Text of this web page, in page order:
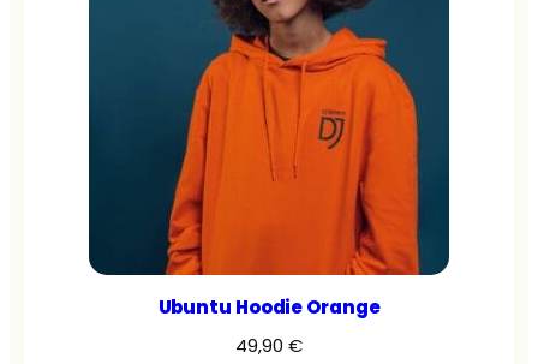
Ubuntu Hoodie Orange
49,90 €